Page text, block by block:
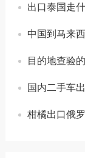
出口泰国走
中国到马来
目的地查验
国内二手车
柑橘出口俄